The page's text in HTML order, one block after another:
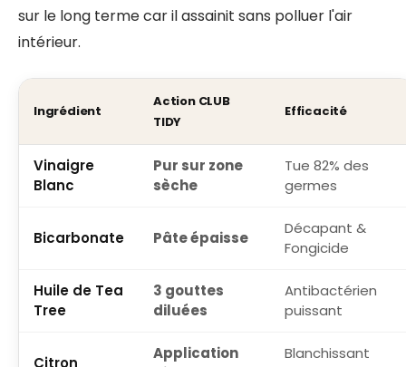
sur le long terme car il assainit sans polluer l'air
intérieur.
Ingrédient
Action CLUB
TIDY
Efficacité
Vinaigre
Blanc
Pur sur zone
sèche
Tue 82% des
germes
Bicarbonate Pâte épaisse
Décapant &
Fongicide
Huile de Tea
Tree
3 gouttes
diluées
Antibactérien
puissant
Application
Blanchissant